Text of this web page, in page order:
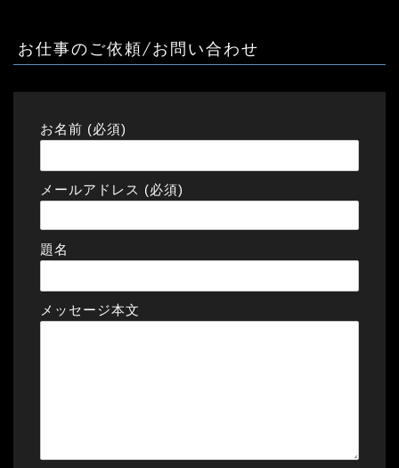
お仕事のご依頼/お問い合わせ
お名前 (必須)
メールアドレス (必須)
題名
メッセージ本文